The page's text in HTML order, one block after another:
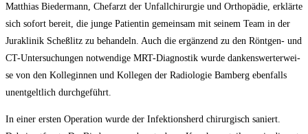
Mat­thi­as Bie­der­mann, Chef­arzt der Unfall­chir­ur­gie und Ortho­pä­die, erklär­te
sich sofort bereit, die jun­ge Pati­en­tin gemein­sam mit sei­nem Team in der
Jura­kli­nik Scheß­litz zu behan­deln. Auch die ergän­zend zu den Rönt­gen- und
CT-Unter­su­chun­gen not­wen­di­ge MRT-Dia­gnos­tik wur­de dan­kens­wer­ter­wei­
se von den Kol­le­gin­nen und Kol­le­gen der Radio­lo­gie Bam­berg eben­falls
unent­gelt­lich durchgeführt.
In einer ers­ten Ope­ra­ti­on wur­de der Infek­ti­ons­herd chir­ur­gisch saniert.